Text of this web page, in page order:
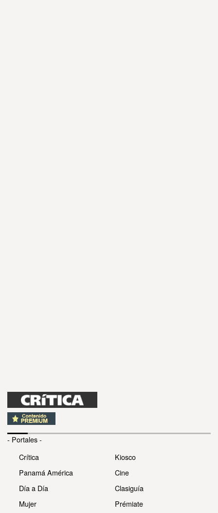
- Portales -
Crítica
Panamá América
Día a Día
Mujer
Kiosco
Cine
Clasiguía
Prémiate